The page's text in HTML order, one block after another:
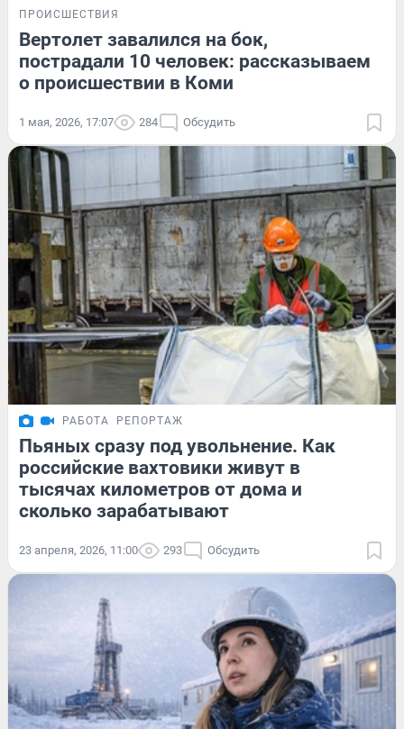
ПРОИСШЕСТВИЯ
Вертолет завалился на бок,
пострадали 10 человек: рассказываем
о происшествии в Коми
1 мая, 2026, 17:07 284 Обсудить
РАБОТА РЕПОРТАЖ
Пьяных сразу под увольнение. Как
российские вахтовики живут в
тысячах километров от дома и
сколько зарабатывают
23 апреля, 2026, 11:00 293 Обсудить